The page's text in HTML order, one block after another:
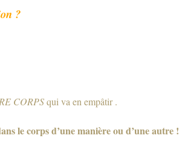
?
CORPSqui va en empâtir .
le corps d’une manière ou d’une autre !